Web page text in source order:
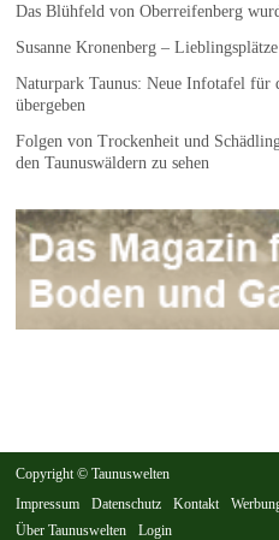
Das Blühfeld von Oberreifenberg
Susanne Kronenberg –
Naturpark Taunus: Neue Infotafel
übergeben
Folgen von Trockenheit und
den Taunuswäldern zu sehen
Copyright © Taunuswelten
Impressum
Datenschutz Kontakt
Über Taunuswelten
Login